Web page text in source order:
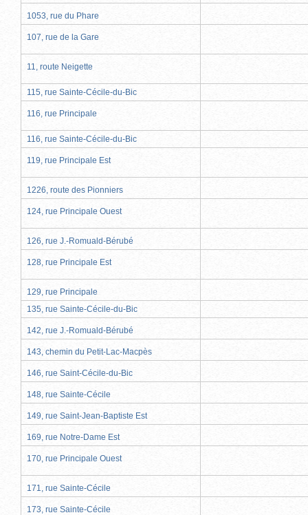
1053, rue du Phare
107, rue de la Gare
11, route Neigette
115, rue Sainte-Cécile-du-Bic
116, rue Principale
116, rue Sainte-Cécile-du-Bic
119, rue Principale Est
1226, route des Pionniers
124, rue Principale Ouest
126, rue J.-Romuald-Bérubé
128, rue Principale Est
129, rue Principale
135, rue Sainte-Cécile-du-Bic
142, rue J.-Romuald-Bérubé
143, chemin du Petit-Lac-Macpès
146, rue Saint-Cécile-du-Bic
148, rue Sainte-Cécile
149, rue Saint-Jean-Baptiste Est
169, rue Notre-Dame Est
170, rue Principale Ouest
171, rue Sainte-Cécile
173, rue Sainte-Cécile